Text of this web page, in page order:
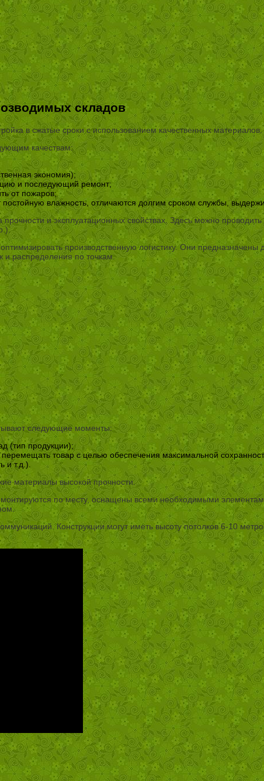
складов
в сжатые сроки с использованием качественных материалов.
качествам:
экономия);
и последующий ремонт;
от пожаров;
влажность, отличаются долгим сроком службы,
и эксплуатационных свойствах. Здесь можно
производственную логистику. Они
распределения по точкам.
следующие моменты:
(тип продукции);
товар с целью обеспечения максимальной
и т.д.).
материалы высокой прочности.
по месту, оснащены всеми необходимыми
Конструкции могут иметь высоту потолков 6-10